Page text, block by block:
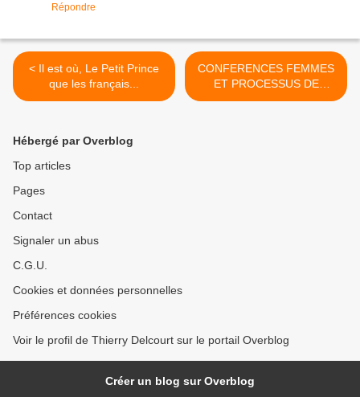
Répondre
< Il est où, Le Petit Prince
que les français...
CONFERENCES FEMMES
ET PROCESSUS DE
CREATION >
Hébergé par Overblog
Top articles
Pages
Contact
Signaler un abus
C.G.U.
Cookies et données personnelles
Préférences cookies
Voir le profil de Thierry Delcourt sur le portail Overblog
Créer un blog sur Overblog